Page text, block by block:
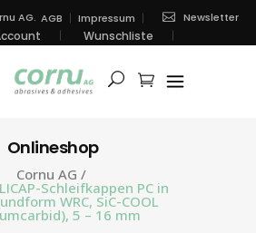
AG. AGB Impressum Newsletter
Wunschliste
Onlineshop
Cornu AG /
Schleifkappen PC in
WRC, SiC-COOL
5 – 16 mm